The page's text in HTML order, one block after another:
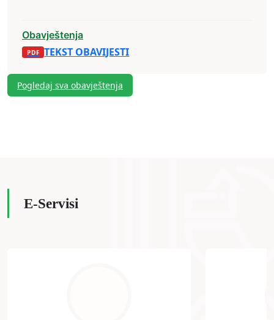
Obavještenja
TEKST OBAVIJESTI
Pogledaj sva obavještenja
E-Servisi